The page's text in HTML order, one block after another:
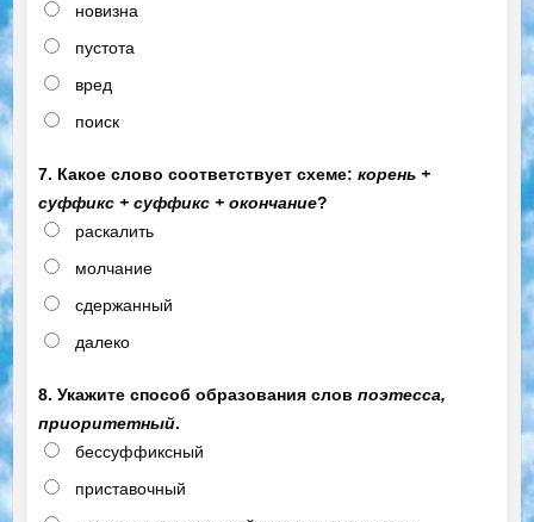
новизна
пустота
вред
поиск
7. Какое слово соответствует схеме: корень +
суффикс + суффикс + окончание?
раскалить
молчание
сдержанный
далеко
8. Укажите способ образования слов поэтесса,
приоритетный.
бессуффиксный
приставочный